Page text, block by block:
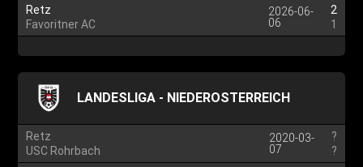
Retz
Favoritner AC
2026-06-
06
2
1
LANDESLIGA - NIEDEROSTERREICH
Retz
USC Rohrbach
2020-03-
07
?
?